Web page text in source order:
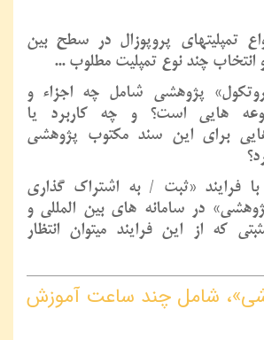
تمپلیتهای پروپوزال در سطح بین
انتخاب چند نوع تمپلیت مطلوب ...
پژوهشی شامل چه اجزاء و
هایی است؟ و چه کاربرد یا
برای این سند مکتوب پژوهشی
با فرایند «ثبت / به اشتراک گذاری
در سامانه های بین المللی و
که از این فرایند میتوان انتظار
شامل چند ساعت آموزش